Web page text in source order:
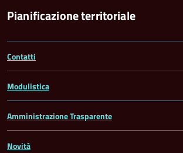
Pianificazione territoriale
Contatti
Modulistica
Amministrazione Trasparente
Novità